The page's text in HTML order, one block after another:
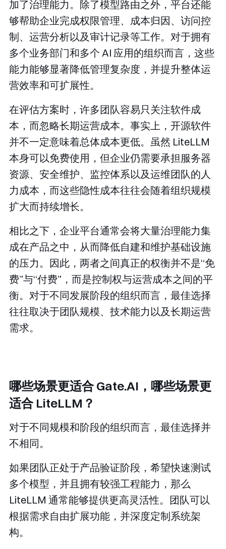
加了治理能力。除了模型路由之外，平台还能
够帮助企业完成权限管理、成本归因、访问控
制、运营分析以及审计记录等工作。对于拥有
多个业务部门和多个 AI 应用的组织而言，这些
能力能够显著降低管理复杂度，并提升整体运
营效率和可扩展性。
在评估方案时，许多团队容易只关注软件成
本，而忽略长期运营成本。事实上，开源软件
并不一定意味着总体成本更低。虽然 LiteLLM
本身可以免费使用，但企业仍需要承担服务器
资源、安全维护、监控体系以及运维团队的人
力成本，而这些隐性成本往往会随着组织规模
扩大而持续增长。
相比之下，企业平台通常会将大量治理能力集
成在产品之中，从而降低自建和维护基础设施
的压力。因此，两者之间真正的权衡并不是“免
费”与“付费”，而是控制权与运营成本之间的平
衡。对于不同发展阶段的组织而言，最佳选择
往往取决于团队规模、技术能力以及长期运营
需求。
哪些场景更适合 Gate.AI，哪些场景更
适合 LiteLLM？
对于不同规模和阶段的组织而言，最佳选择并
不相同。
如果团队正处于产品验证阶段，希望快速测试
多个模型，并且拥有较强工程能力，那么
LiteLLM 通常能够提供更高灵活性。团队可以
根据需求自由扩展功能，并深度定制系统架
构。